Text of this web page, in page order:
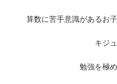
算数に苦手意識があるお
キジ
勉強を極